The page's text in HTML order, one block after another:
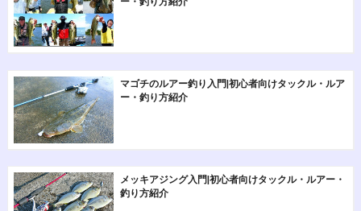
マゴチのルアー釣り入門|初心者向けタックル・ルア
ー・釣り方紹介
メッキアジング入門|初心者向けタックル・ルアー・
釣り方紹介